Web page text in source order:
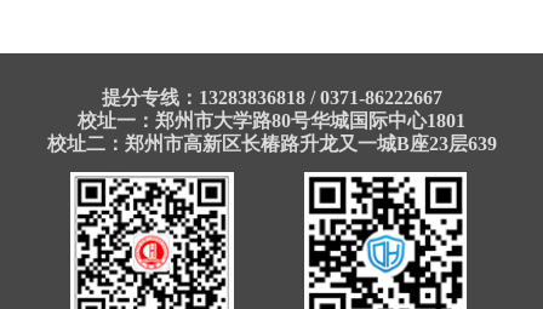
提分专线：13283836818 / 0371-86222667
校址一：郑州市大学路80号华城国际中心1801
校址二：郑州市高新区长椿路升龙又一城B座23层639